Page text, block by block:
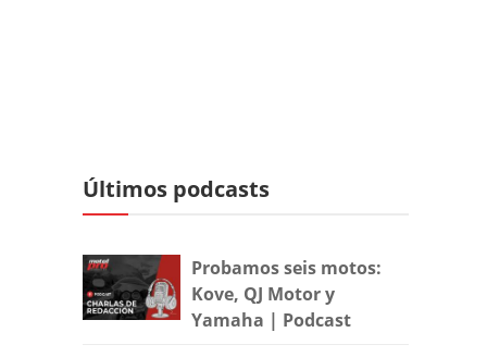
Últimos podcasts
Probamos seis motos:
Kove, QJ Motor y
Yamaha | Podcast